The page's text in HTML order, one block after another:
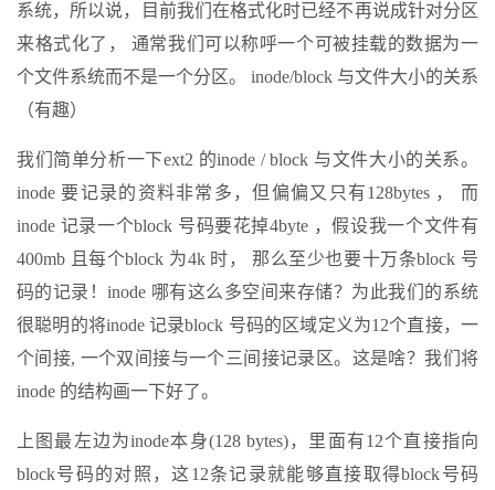
系统，所以说，目前我们在格式化时已经不再说成针对分区
来格式化了， 通常我们可以称呼一个可被挂载的数据为一
个文件系统而不是一个分区。 inode/block 与文件大小的关系
（有趣）
我们简单分析一下ext2 的inode / block 与文件大小的关系。
inode 要记录的资料非常多，但偏偏又只有128bytes ， 而
inode 记录一个block 号码要花掉4byte ，假设我一个文件有
400mb 且每个block 为4k 时， 那么至少也要十万条block 号
码的记录！inode 哪有这么多空间来存储？为此我们的系统
很聪明的将inode 记录block 号码的区域定义为12个直接，一
个间接, 一个双间接与一个三间接记录区。这是啥？我们将
inode 的结构画一下好了。
上图最左边为inode本身(128 bytes)，里面有12个直接指向
block号码的对照，这12条记录就能够直接取得block号码